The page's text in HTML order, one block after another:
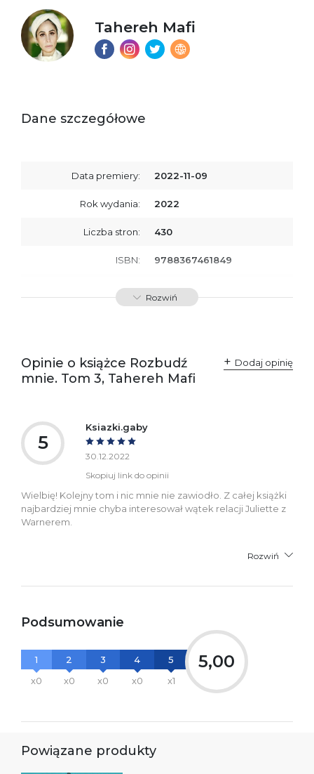
Tahereh Mafi
Dane szczegółowe
Data premiery: 2022-11-09
Rok wydania: 2022
Liczba stron: 430
ISBN: 9788367461849
SKU: E800273
Polska
kontakt@wydajenamsie.pl
+48 61 623 38 38
informacje dotyczące
bezpieczeństwa:
Rozwiń
Opinie o książce Rozbudź
mnie. Tom 3, Tahereh Mafi
Dodaj opinię
5
Ksiazki.gaby
30.12.2022
Skopiuj link do opinii
Wielbię! Kolejny tom i nic mnie nie zawiodło. Z całej książki
najbardziej mnie chyba interesował wątek relacji Juliette z
Warnerem.
Rozwiń
Podsumowanie
1
x0
2
x0
3
x0
4
x0
5
x1
5,00
Powiązane produkty